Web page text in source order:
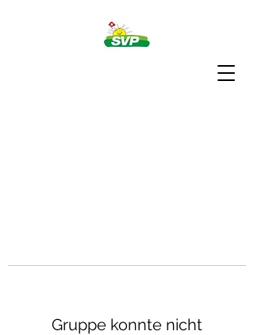
Gruppe konnte nicht